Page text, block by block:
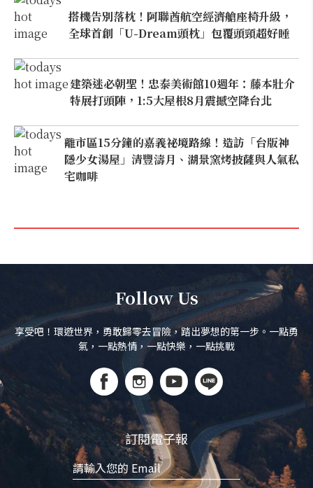
搭機告別落枕！阿聯酋航空經濟艙座椅升級，
全球首創「U-Dream頭枕」包覆頭頸超好睡
建築迷必朝聖！忠泰美術館10週年：藤本壯介
特展打頭陣，1:5大屋根8月震撼空降台北
離市區15分鐘的嘉義祕境路線！造訪「台版神
隱少女湯屋」清豐濤月、湖景窯烤披薩與人氣私
宅咖啡
Follow Us
享受吧！環遊世界，勇敢歸零去冒險，踏出夢想的第一步。一點勇
氣，一點熱情，一點快樂，一點挑戰
訂閱電子報